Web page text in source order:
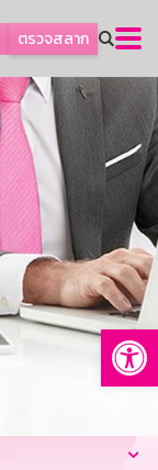
ตรวจสลาก